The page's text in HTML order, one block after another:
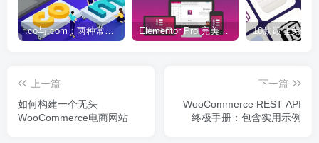
.co与.com：两种常用域名后缀名完全指南 Elementor Pro 完美汉化中文版（含全套模板）|可视化编辑页面自定义设计WordPress插件
上一篇
如何构建一个无头
WooCommerce电商网站
下一篇
WooCommerce REST API
终极手册：包含实用示例